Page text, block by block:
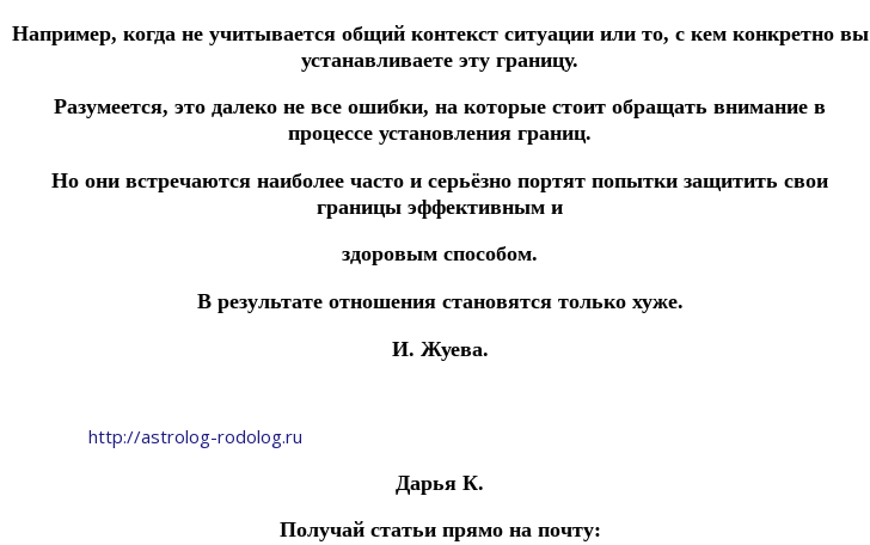
Например, когда не учитывается общий контекст ситуации или то, с кем конкретно вы
устанавливаете эту границу.
Разумеется, это далеко не все ошибки, на которые стоит обращать внимание в
процессе установления границ.
Но они встречаются наиболее часто и серьёзно портят попытки защитить свои
границы эффективным и
здоровым способом.
В результате отношения становятся только хуже.
И. Жуева.
http://astrolog-rodolog.ru
Дарья К.
Получай статьи прямо на почту: